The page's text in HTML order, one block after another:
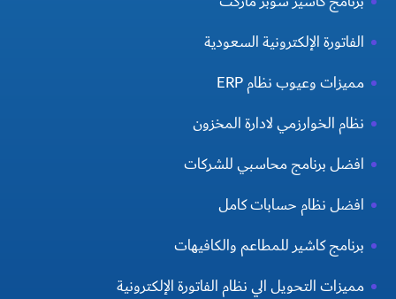
الفاتورة الإلكترونية السعودية
مميزات وعيوب نظام ERP
نظام الخوارزمي لادارة المخزون
افضل برنامج محاسبي للشركات
افضل نظام حسابات كامل
برنامج كاشير للمطاعم والكافيهات
مميزات التحويل الي نظام الفاتورة الإلكترونية